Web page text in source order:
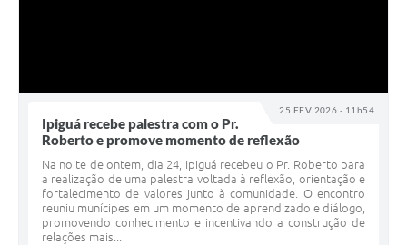
25 FEV 2026 - 11h54
Ipiguá recebe palestra com o Pr.
Roberto e promove momento de reflexão
Na noite de ontem, dia 24, Ipiguá recebeu o Pr. Roberto para
a realização de uma palestra voltada à reflexão, orientação e
fortalecimento de valores junto à comunidade. O encontro
reuniu munícipes em um momento de aprendizado e diálogo,
promovendo conhecimento e incentivando a construção de
relações mais...